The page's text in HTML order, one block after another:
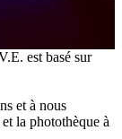
est basé sur
et à nous
la photothèque à